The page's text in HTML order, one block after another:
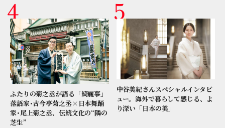
ふたりの菊之丞が語る「綺麗事」
落語家･古今亭菊之丞×日本舞踊
家･尾上菊之丞、伝統文化の“隣の
芝生”
中谷美紀さんスペシャルインタビ
ュー。海外で暮らして感じる、よ
り深い「日本の美」